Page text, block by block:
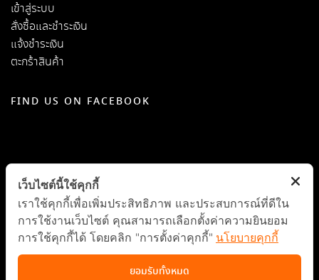
เข้าสู่ระบบ
สั่งซื้อและชำระเงิน
แจ้งชำระเงิน
ตะกร้าสินค้า
FIND US ON FACEBOOK
เว็บไซต์นี้ใช้คุกกี้
เราใช้คุกกี้เพื่อเพิ่มประสิทธิภาพ และประสบการณ์ที่ดีใน
การใช้งานเว็บไซต์ คุณสามารถเลือกตั้งค่าความยินยอม
การใช้คุกกี้ได้ โดยคลิก "การตั้งค่าคุกกี้" นโยบายคุกกี้
ยอมรับทั้งหมด